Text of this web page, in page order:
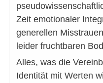
Zeit emotionaler
generellen
leider fruchtbaren
Alles, was die
Identität mit Werten